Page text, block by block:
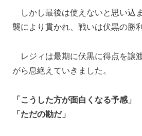
しかし最後は使えないと思い込
襲により貫かれ、戦いは伏黒の勝利
レジィは最期に伏黒に得点を譲
がら息絶えていきました。
「こうした方が面白くなる予感」
「ただの勘だ」